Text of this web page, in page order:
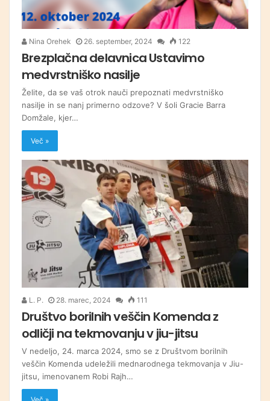
Nina Orehek 26. september, 2024 122
Brezplačna delavnica Ustavimo
medvrstniško nasilje
Želite, da se vaš otrok nauči prepoznati medvrstniško
nasilje in se nanj primerno odzove? V šoli Gracie Barra
Domžale, kjer…
Več »
L. P. 28. marec, 2024 111
Društvo borilnih veščin Komenda z
odličji na tekmovanju v jiu-jitsu
V nedeljo, 24. marca 2024, smo se z Društvom borilnih
veščin Komenda udeležili mednarodnega tekmovanja v Jiu-
jitsu, imenovanem Robi Rajh…